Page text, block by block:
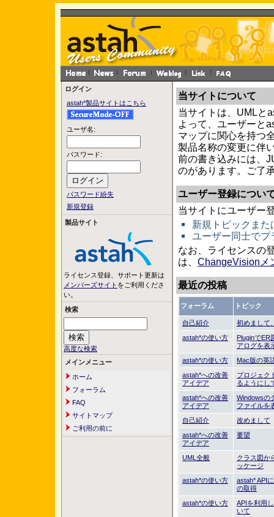
ログイン
astah*製品サイトはこちら
ユーザ名:
パスワード:
パスワード紛失
新規登録
製品サイト
ライセンス登録、サポート更新は
メンバーズサイト をご利用くださ
い。
検索
高度な検索
メインメニュー
ホーム
フォーラム
FAQ
サイトマップ
ご利用の前に
当サイトについて
当サイトは、UMLと
よって、ユーザーと
マップに関心を持つ
製品名称の変更に伴
前の書き込みには、
のがあります。ご了
ユーザー登録につい
当サイトにユーザー
新規トピックま
ユーザー同士でプ
なお、ライセンスの
は、 ChangeVisionメ
最近の投稿
フォーラム トピック
自己紹介
初めまして
astah*の使い方
PluginでER
アログを表
astah*の使い方
Mac版の英
astah*への改善
アイデア
プロジェク
るようにし
astah*への改善
アイデア
Windowsの
ファイルを
自己紹介
改めまして
astah*への改善
アイデア
要望
UML全般
クラス図か
ッケージ
astah*の使い方
astah* API
の取得
astah*の使い方
APIを利用
いて